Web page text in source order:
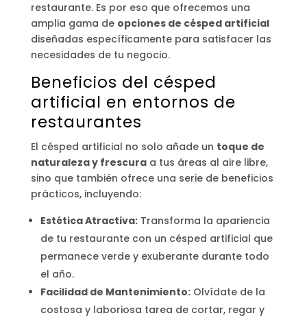
restaurante. Es por eso que ofrecemos una
amplia gama de opciones de césped artificial
diseñadas específicamente para satisfacer las
necesidades de tu negocio.
Beneficios del césped
artificial en entornos de
restaurantes
El césped artificial no solo añade un toque de
naturaleza y frescuraa tus áreas al aire libre,
sino que también ofrece una serie de beneficios
prácticos, incluyendo:
Estética Atractiva:Transforma la apariencia
de tu restaurante con un césped artificial que
permanece verde y exuberante durante todo
el año.
Facilidad de Mantenimiento:Olvídate de la
costosa y laboriosa tarea de cortar, regar y